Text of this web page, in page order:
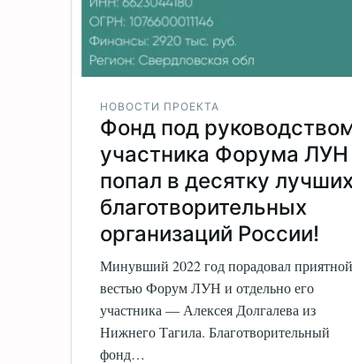
НОВОСТИ ПРОЕКТА
Фонд под
участника Форума ЛУН
попал в десятку лучших
благотворительных
организаций России!
Минувший 2022 год порадовал приятной
вестью Форум ЛУН и отдельно его
участника — Алексея Долгалева из
Нижнего Тагила. Благотворительный
фонд…